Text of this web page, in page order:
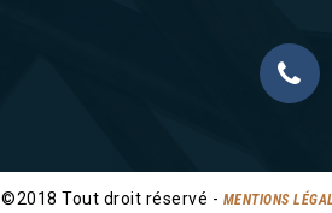
©2018 Tout droit réservé - MENTIONS